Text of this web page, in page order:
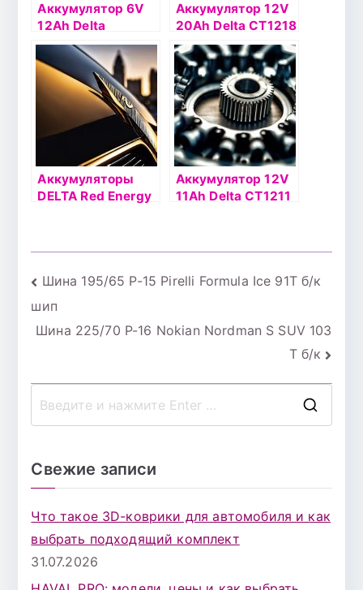
Аккумулятор 6V
12Ah Delta
DTM612
Аккумулятор 12V
20Ah Delta СТ1218
п.п.(+ -)
Аккумуляторы
DELTA Red Energy
Аккумулятор 12V
11Ah Delta СТ1211
Навигация
по
Шина 195/65 Р-15 Pirelli Formula Ice 91T б/к
шип
Шина 225/70 Р-16 Nokian Nordman S SUV 103
Т б/к
Свежие записи
Что такое 3D-коврики для автомобиля и как
выбрать подходящий комплект
31.07.2026